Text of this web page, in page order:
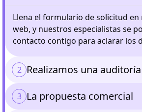
Llena el formulario de solicitud
web, y nuestros especialistas se
contacto contigo para aclarar los
Realizamos una auditoría
La propuesta comercial